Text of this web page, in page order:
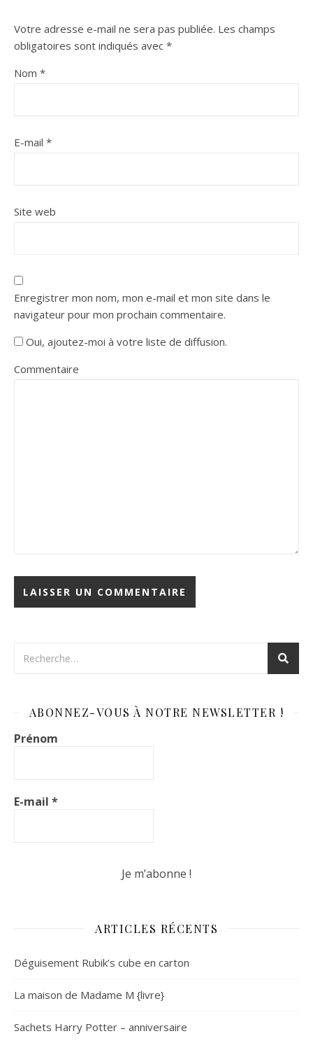
Votre adresse e-mail ne sera pas publiée. Les champs
obligatoires sont indiqués avec *
Nom *
E-mail *
Site web
Enregistrer mon nom, mon e-mail et mon site dans le
navigateur pour mon prochain commentaire.
Oui, ajoutez-moi à votre liste de diffusion.
Commentaire
ABONNEZ-VOUS À NOTRE NEWSLETTER !
Prénom
E-mail *
ARTICLES RÉCENTS
Déguisement Rubik’s cube en carton
La maison de Madame M {livre}
Sachets Harry Potter – anniversaire